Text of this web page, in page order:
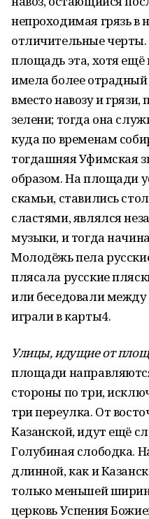
непроходимая грязь в
отличительные
площадь эта, хотя ещё
имела более отрадный
вместо навозу и
зелени; тогда она
куда по временам
тогдашняя Уфимская
образом. На площади
скамьи, ставились
сластями, являлся
музыки, и тогда
Молодёжь пела
плясала русские
или беседовали
играли в карты4.
Улицы, идущие от
площади
стороны по три,
три переулка. От
Казанской, идут ещё
Голубиная слободка.
длинной, как и
только меньшей
церковь Успения